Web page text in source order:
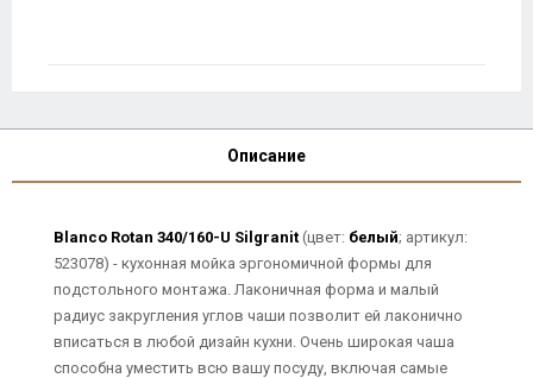
Описание
Blanco Rotan 340/160-U Silgranit (цвет: белый; артикул:
523078) - кухонная мойка эргономичной формы для
подстольного монтажа. Лаконичная форма и малый
радиус закругления углов чаши позволит ей лаконично
вписаться в любой дизайн кухни. Очень широкая чаша
способна уместить всю вашу посуду, включая самые